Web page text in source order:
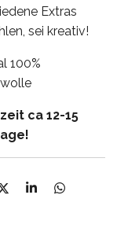
Extras
sei kreativ!
100%
ca 12-15
T
T
T